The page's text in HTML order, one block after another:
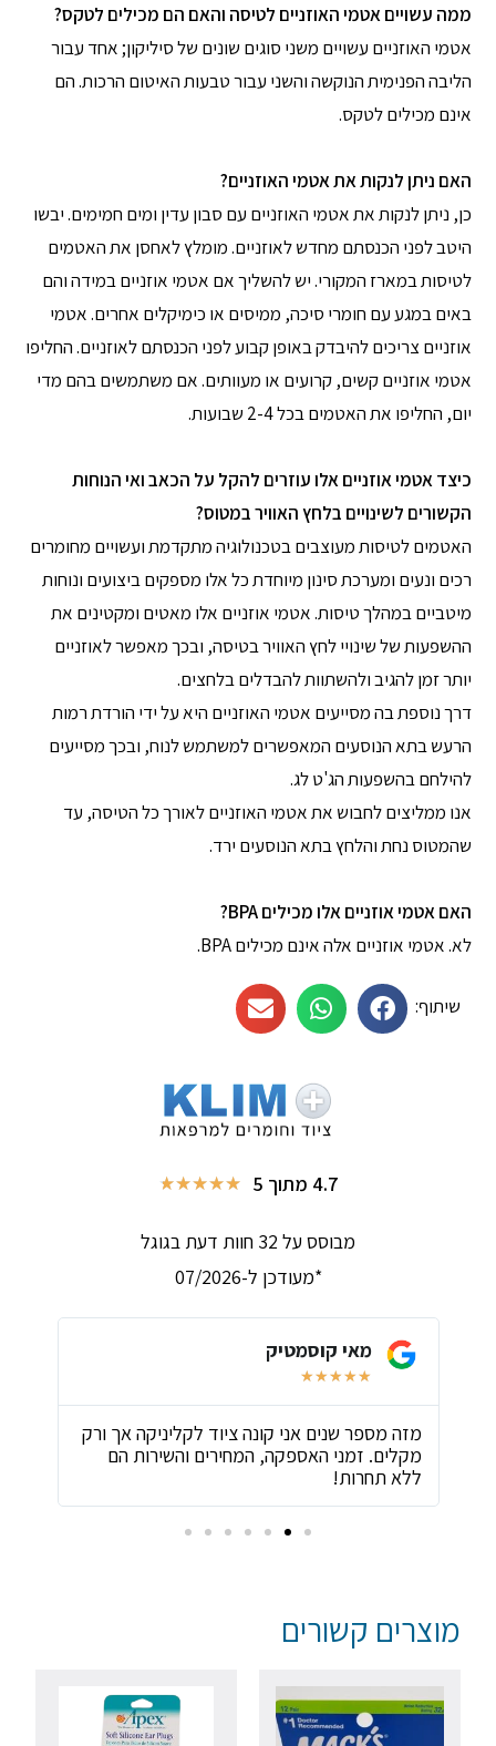
ממה עשויים אטמי האוזניים לטיסה והאם הם מכילים לטקס?
אטמי האוזניים עשויים משני סוגים שונים של סיליקון; אחד עבור
הליבה הפנימית הנוקשה והשני עבור טבעות האיטום הרכות. הם
אינם מכילים לטקס.
האם ניתן לנקות את אטמי האוזניים?
כן, ניתן לנקות את אטמי האוזניים עם סבון עדין ומים חמימים. יבשו
היטב לפני הכנסתם מחדש לאוזניים. מומלץ לאחסן את האטמים
לטיסות במארז המקורי. יש להשליך אם אטמי אוזניים במידה והם
באים במגע עם חומרי סיכה, ממיסים או כימיקלים אחרים. אטמי
אוזניים צריכים להיבדק באופן קבוע לפני הכנסתם לאוזניים. החליפו
אטמי אוזניים קשים, קרועים או מעוותים. אם משתמשים בהם מדי
יום, החליפו את האטמים בכל 2-4 שבועות.
כיצד אטמי אוזניים אלו עוזרים להקל על הכאב ואי הנוחות
הקשורים לשינויים בלחץ האוויר במטוס?
האטמים לטיסות מעוצבים בטכנולוגיה מתקדמת ועשויים מחומרים
רכים ונעים ומערכת סינון מיוחדת כל אלו מספקים ביצועים ונוחות
מיטביים במהלך טיסות. אטמי אוזניים אלו מאטים ומקטינים את
ההשפעות של שינויי לחץ האוויר בטיסה, ובכך מאפשר לאוזניים
יותר זמן להגיב ולהשתוות להבדלים בלחצים.
דרך נוספת בה מסייעים אטמי האוזניים היא על ידי הורדת רמות
הרעש בתא הנוסעים המאפשרים למשתמש לנוח, ובכך מסייעים
להילחם בהשפעות הג'ט לג.
אנו ממליצים לחבוש את אטמי האוזניים לאורך כל הטיסה, עד
שהמטוס נחת והלחץ בתא הנוסעים ירד.
האם אטמי אוזניים אלו מכילים BPA?
לא. אטמי אוזניים אלה אינם מכילים BPA.
שיתוף:
4.7 מתוך 5 ★
★
★
★
★
מבוסס על 32 חוות דעת בגוגל
*מעודכן ל-07/2026
מאי קוסמטיק
★
★
★
★
★
מזה מספר שנים אני קונה ציוד לקליניקה אך ורק
מקלים. זמני האספקה, המחירים והשירות הם
ללא תחרות!
מוצרים קשורים